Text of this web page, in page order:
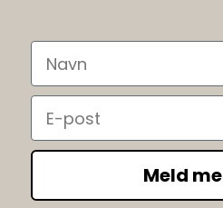
Navn
Email
Meld